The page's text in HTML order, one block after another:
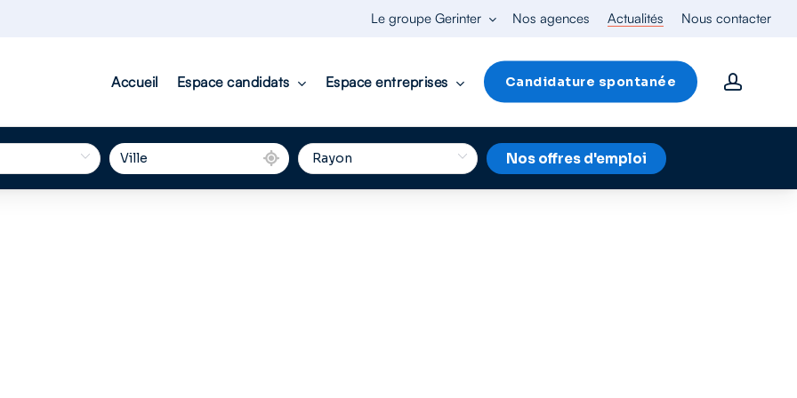
Le groupe Gerinter Nos agences Actualités Nous contacter
Accueil Espace candidats Espace entreprises Candidature spontanée
Nos offres d'emploi